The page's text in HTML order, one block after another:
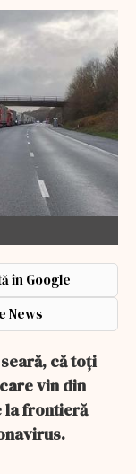
în Google
News
că toţi
vin din
la frontieră